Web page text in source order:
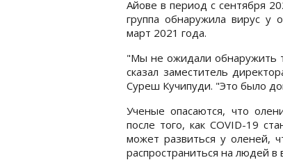
Айове в период с сентября
группа обнаружила вирус у
март 2021 года.
"Мы не ожидали обнаружить
сказал заместитель
Суреш Кучипуди. "Это было
Ученые опасаются, что
после того, как COVID-19
может развиться у оленей,
распространиться на людей в